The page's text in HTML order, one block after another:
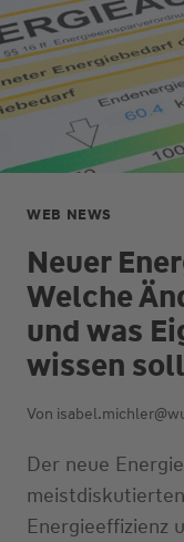
WEB NEWS
Neuer
Welche
und was
wissen
Von
Der neue
Energieeffizienz